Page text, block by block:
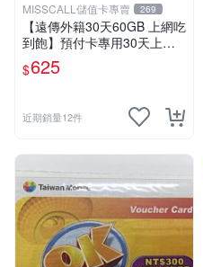
MISSCALL儲值卡專賣 269
【遠傳外籍30天60GB 上網吃
到飽】預付卡專用30天上網
補充卡/儲值卡．Internet if
u．if599⚡MissCall儲值卡專
$625
近期銷量12件